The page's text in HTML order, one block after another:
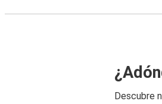
Descubre